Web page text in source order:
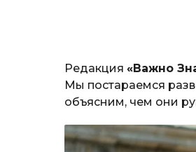
Редакция «Важно
Мы постараемся
объясним, чем они